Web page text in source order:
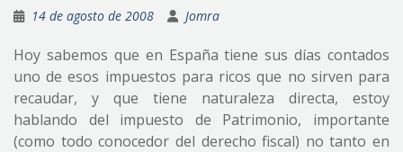
14 de agosto de 2008 Jomra
Hoy sabemos que en España tiene sus días contados
uno de esos impuestos para ricos que no sirven para
recaudar, y que tiene naturaleza directa, estoy
hablando del impuesto de Patrimonio, importante
(como todo conocedor del derecho fiscal) no tanto en